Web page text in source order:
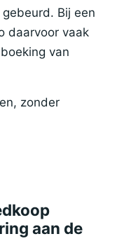
Bij een
daarvoor vaak
van
zonder
aan de